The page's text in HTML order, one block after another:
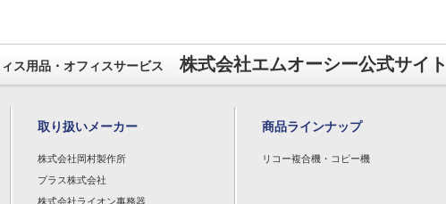
ス用品・オフィスサービス 株式会社エムオーシー公式サイト
取り扱いメーカー
株式会社岡村製作所
プラス株式会社
株式会社ライオン事務器
商品ラインナップ
リコー複合機・コピー機